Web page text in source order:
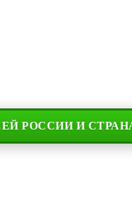
И СТРАНАХ СНГ